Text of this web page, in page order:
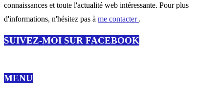
connaissances et toute l'actualité web intéressante. Pour plus
d'informations, n'hésitez pas à me contacter .
SUIVEZ-MOI SUR FACEBOOK
MENU